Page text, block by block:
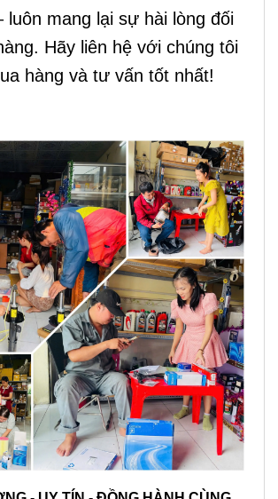
luôn mang lại sự hài lòng đối
Hãy liên hệ với chúng tôi
hàng và tư vấn tốt nhất!